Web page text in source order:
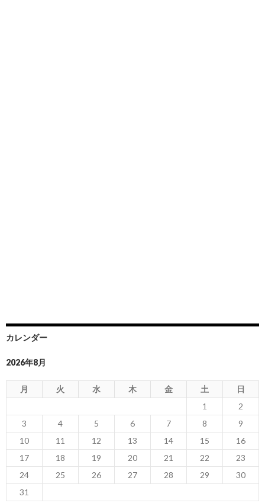
カレンダー
2026年8月
月 火 水 木 金 土
日
1
2
3
4 5 6 7 8
9
10
11 12 13 14 15
16
17
18 19 20 21 22
23
24
25 26 27 28 29
30
31